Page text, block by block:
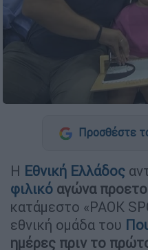
Προσθέστε
Η Εθνική Ελλάδος
φιλικό αγώνα
κατάμεστο «PAOK
εθνική ομάδα του
ημέρες πριν το